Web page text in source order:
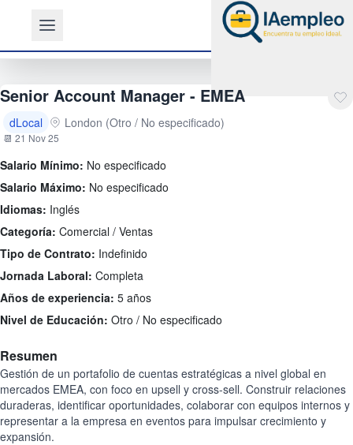
Senior Account Manager - EMEA
dLocal London (Otro / No especificado)
📆 21 Nov 25
Salario Mínimo: No especificado
Salario Máximo: No especificado
Idiomas: Inglés
Categoría: Comercial / Ventas
Tipo de Contrato: Indefinido
Jornada Laboral: Completa
Años de experiencia: 5 años
Nivel de Educación: Otro / No especificado
Resumen
Gestión de un portafolio de cuentas estratégicas a nivel global en
mercados EMEA, con foco en upsell y cross-sell. Construir relaciones
duraderas, identificar oportunidades, colaborar con equipos internos y
representar a la empresa en eventos para impulsar crecimiento y
expansión.